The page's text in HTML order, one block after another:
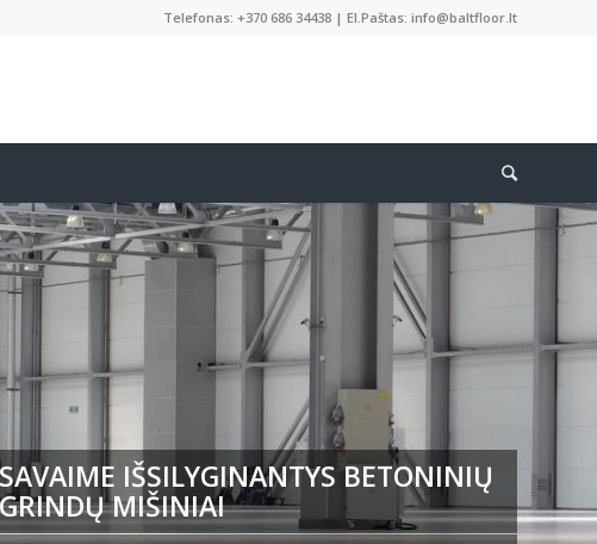
Telefonas: +370 686 34438 | El.Paštas: info@baltfloor.lt
SAVAIME IŠSILYGINANTYS BETONINIŲ
GRINDŲ MIŠINIAI